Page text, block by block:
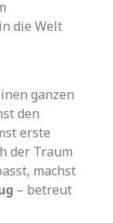
die Welt
ganzen
den
erste
der Traum
machst
– betreut